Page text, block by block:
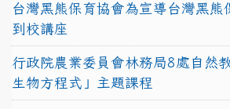
台灣黑熊保育協會為宣導台灣黑熊
到校講座
行政院農業委員會林務局8處自然
生物方程式」主題課程